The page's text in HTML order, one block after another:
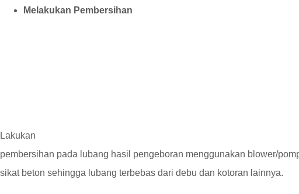
Melakukan Pembersihan
Lakukan
pembersihan pada lubang hasil pengeboran menggunakan blower/
sikat beton sehingga lubang terbebas dari debu dan kotoran lainnya.